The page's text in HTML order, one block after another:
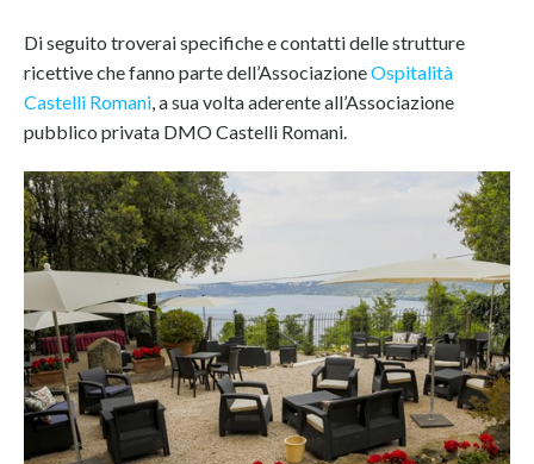
Di seguito troverai specifiche e contatti delle strutture
ricettive che fanno parte dell’AssociazioneOspitalità
Castelli Romani, a sua volta aderente all’Associazione
pubblico privata DMO Castelli Romani.